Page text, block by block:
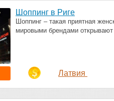
Шоппинг в Риге
Шоппинг – такая приятная
мировыми брендами
Латвия